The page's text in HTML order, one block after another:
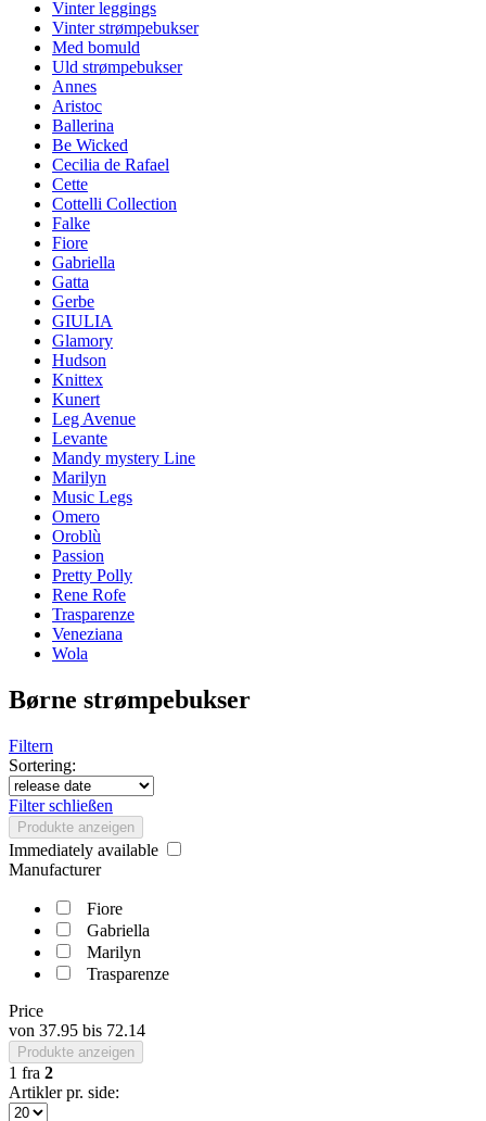
Vinter leggings
Vinter strømpebukser
Med bomuld
Uld strømpebukser
Annes
Aristoc
Ballerina
Be Wicked
Cecilia de Rafael
Cette
Cottelli Collection
Falke
Fiore
Gabriella
Gatta
Gerbe
GIULIA
Glamory
Hudson
Knittex
Kunert
Leg Avenue
Levante
Mandy mystery Line
Marilyn
Music Legs
Omero
Oroblù
Passion
Pretty Polly
Rene Rofe
Trasparenze
Veneziana
Wola
Børne strømpebukser
Filtern
Sortering:
Filter schließen
Produkte anzeigen
Immediately available
Manufacturer
Fiore
Gabriella
Marilyn
Trasparenze
Price
von 37.95 bis 72.14
Produkte anzeigen
1 fra 2
Artikler pr. side: